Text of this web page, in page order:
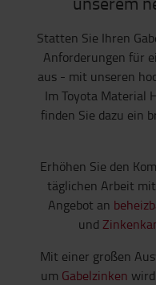
Statten Sie Ihren
Anforderungen für
aus - mit unseren
Im Toyota Material
finden Sie dazu ein
Erhöhen Sie den
täglichen Arbeit
Angebot an
und
Mit einer großen
um Gabelzinken